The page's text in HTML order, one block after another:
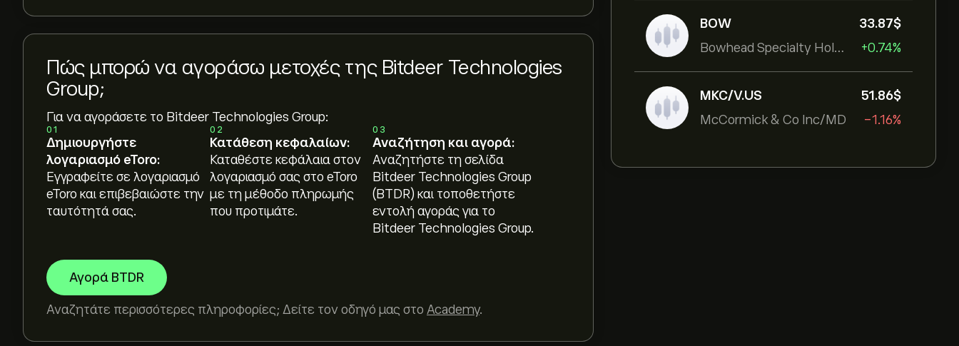
BOW
Bowhead Specialty Holdings Inc
33.87‎$‎
+0.74%
MKC/V.US
McCormick & Co Inc/MD
51.86‎$‎
-1.16%
Πώς μπορώ να αγοράσω μετοχές της Bitdeer Technologies
Group;
Για να αγοράσετε το Bitdeer Technologies Group:
01
Δημιουργήστε
λογαριασμό eToro:
Εγγραφείτε σε λογαριασμό
eToro και επιβεβαιώστε την
ταυτότητά σας.
02
Κατάθεση κεφαλαίων:
Καταθέστε κεφάλαια στον
λογαριασμό σας στο eToro
με τη μέθοδο πληρωμής
που προτιμάτε.
03
Αναζήτηση και αγορά:
Αναζητήστε τη σελίδα
Bitdeer Technologies Group
(BTDR) και τοποθετήστε
εντολή αγοράς για το
Bitdeer Technologies Group.
Αγορά BTDR
Αναζητάτε περισσότερες πληροφορίες; Δείτε τον οδηγό μας στο Academy.